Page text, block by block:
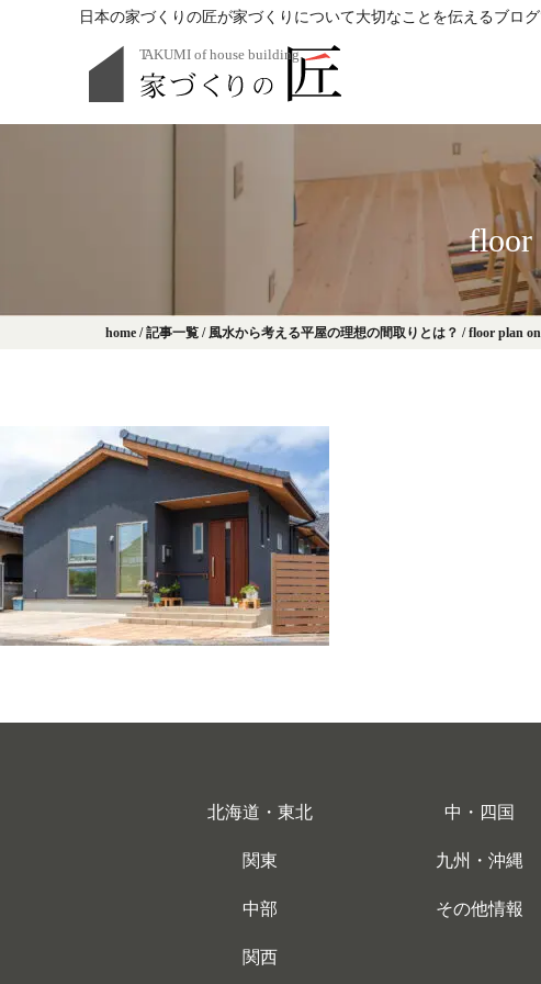
日本の家づくりの匠が家づくりについて大切なことを伝えるブロ
floor
home /記事一覧 / 風水から考える平屋の理想の間取りとは？ /floor plan
北海道・東北 中・四国
関東 九州・沖縄
中部 その他情報
関西